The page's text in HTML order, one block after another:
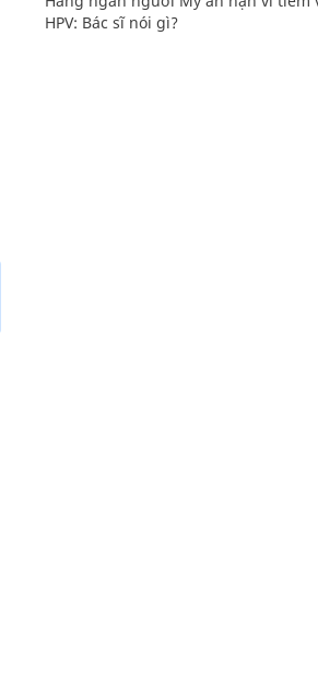
HPV: Bác sĩ nói gì?